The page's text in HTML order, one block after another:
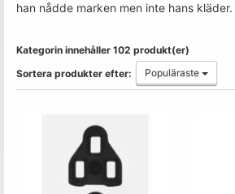
han nådde marken men inte hans kläder.
Kategorin innehåller 102 produkt(er)
Sortera produkter efter:
Populäraste